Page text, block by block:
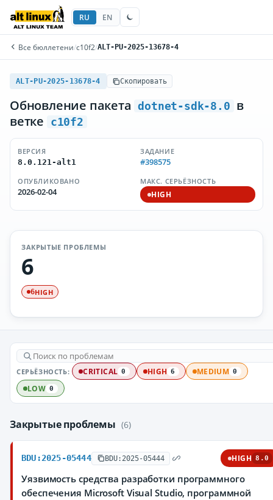
RU EN
Все бюллетени/c10f2/ALT-PU-2025-13678-4
ALT-PU-2025-13678-4 Скопировать
Обновление пакета dotnet-sdk-8.0 в
ветке
c10f2
ВЕРСИЯ
8.0.121-alt1
ЗАДАНИЕ
#398575
ОПУБЛИКОВАНО
2026-02-04
МАКС. СЕРЬЁЗНОСТЬ
HIGH
ЗАКРЫТЫЕ ПРОБЛЕМЫ
6
6HIGH
СЕРЬЁЗНОСТЬ: CRITICAL 0 HIGH 6 MEDIUM 0
LOW 0
Закрытые проблемы (6)
BDU:2025-05444 BDU:2025-05444 HIGH 8.0
Уязвимость средства разработки программного
обеспечения Microsoft Visual Studio, программной